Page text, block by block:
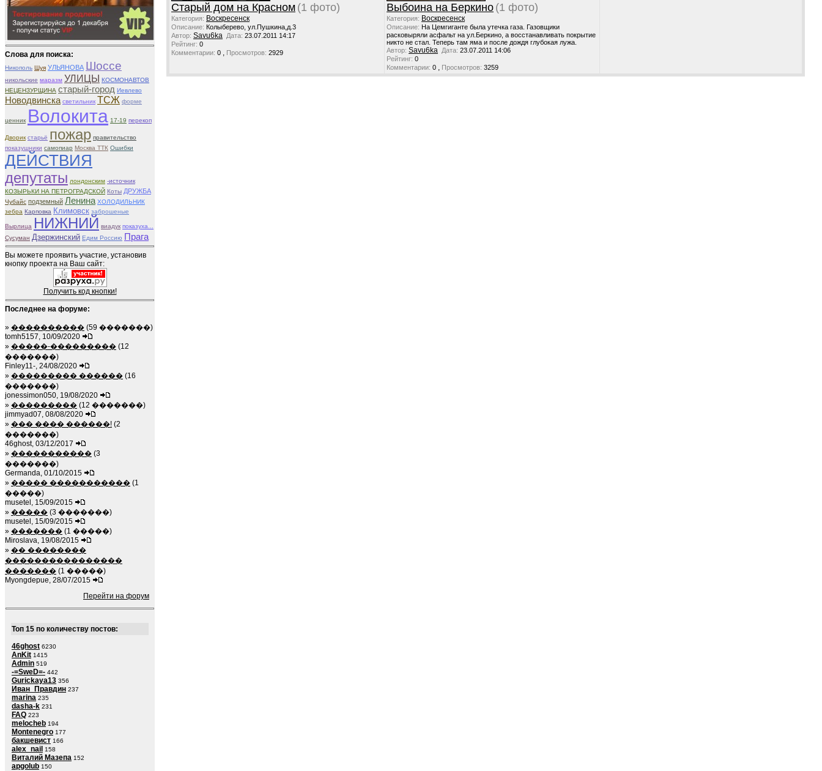
Слова для поиска:
Никополь Шуя УЛЬЯНОВА Шоссе
никольские маразм УЛИЦЫ КОСМОНАВТОВ
НЕЦЕНЗУРЩИНА старый-город Иевлево
Новодвинска светильник ТСЖ форме
ценник Волокита 17-19 перекоп
Дворик старьё пожар правительство
показушники самопиар Москва ТТК Ошибки
ДЕЙСТВИЯ
депутаты лондонским -источник
КОЗЫРЬКИ НА ПЕТРОГРАДСКОЙ Коты ДРУЖБА
Чубайс подземный Ленина ХОЛОДИЛЬНИК
зебра Карповка Климовск заброшеные
Вырлица НИЖНИЙ виадук показуха...
Сусуман Дзержинский Едим Россию Прага
Вы можете проявить участие, установив
кнопку проекта на Ваш сайт:
Получить код кнопки!
Последнее на форуме:
» ���������� (59 �������)
tomh5157, 10/09/2020
» �����-��������� (12
�������)
Finley11-, 24/08/2020
» ��������� ������ (16
�������)
jonessimon050, 19/08/2020
» ��������� (12 �������)
jimmyad07, 08/08/2020
» ��� ���� ������! (2
�������)
46ghost, 03/12/2017
» ����������� (3
�������)
Germanda, 01/10/2015
» ����� ����������� (1
�����)
musetel, 15/09/2015
» ����� (3 �������)
musetel, 15/09/2015
» ������� (1 �����)
Miroslava, 19/08/2015
» �� ��������
����������������
������� (1 �����)
Myongdepue, 28/07/2015
Перейти на форум
Топ 15 по количеству постов:
46ghost 6230
AnKit 1415
Admin 519
-=SweD=- 442
Gurickaya13 356
Иван_Правдин 237
marina 235
dasha-k 231
FAQ 223
melocheb 194
Montenegro 177
бакшевист 166
alex_nail 158
Виталий Мазепа 152
apgolub 150
Старый дом на Красном (1 фото)
Категория: Воскресенск
Описание: Колыберево, ул.Пушкина,д.3
Автор: Savu6ka Дата: 23.07.2011 14:17
Рейтинг: 0
Комментарии: 0 , Просмотров: 2929
Выбоина на Беркино (1 фото)
Категория: Воскресенск
Описание: На Цемгиганте была утечка газа. Газовщики
расковыряли асфальт на ул.Беркино, а восстанавливать покрытие
никто не стал. Теперь там яма и после дождя глубокая лужа.
Автор: Savu6ka Дата: 23.07.2011 14:06
Рейтинг: 0
Комментарии: 0 , Просмотров: 3259